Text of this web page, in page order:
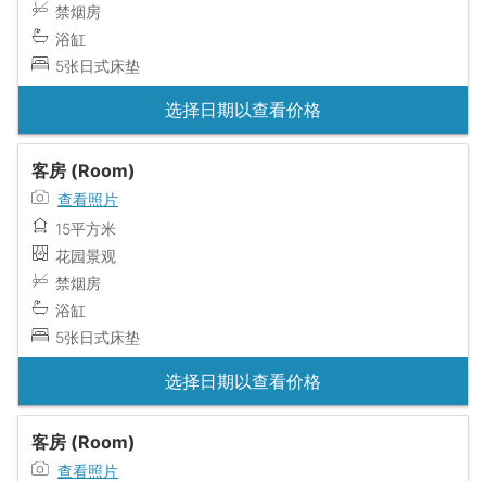
禁烟房
浴缸
5张日式床垫
选择日期以查看价格
客房 (Room)
查看照片
15平方米
花园景观
禁烟房
浴缸
5张日式床垫
选择日期以查看价格
客房 (Room)
查看照片